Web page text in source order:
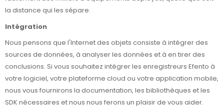
la distance qui les sépare.
Intégration
Nous pensons que l'Internet des objets consiste à intégrer des
sources de données, à analyser les données et à en tirer des
conclusions. Si vous souhaitez intégrer les enregistreurs Efento à
votre logiciel, votre plateforme cloud ou votre application mobile,
nous vous fournirons la documentation, les bibliothèques et les
SDK nécessaires et nous nous ferons un plaisir de vous aider.